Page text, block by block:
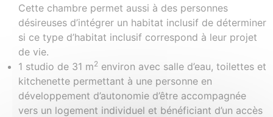
Cette chambre permet aussi à des personnes
désireuses d’intégrer un habitat inclusif de déterminer
si ce type d’habitat inclusif correspond à leur projet
de vie.
1 studio de 31 m2 environ avec salle d’eau, toilettes et
kitchenette permettant à une personne en
développement d’autonomie d’être accompagnée
vers un logement individuel et bénéficiant d’un accès